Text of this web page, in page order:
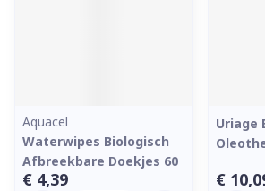
Aquacel
Waterwipes Biologisch
Afbreekbare Doekjes 60
€ 4,39
Uriage
€